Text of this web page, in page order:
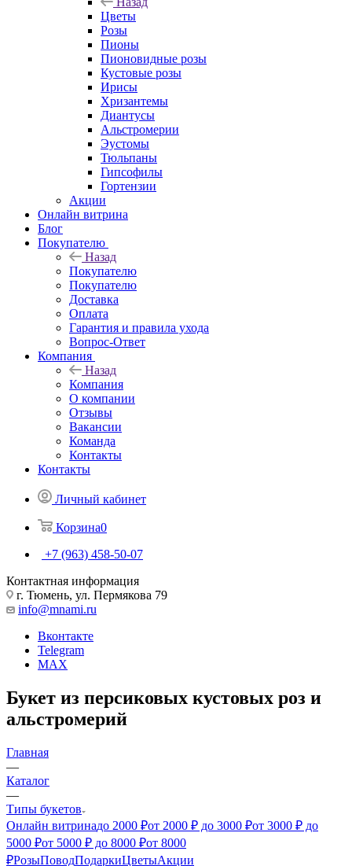
Цветы
Розы
Пионы
Пионовидные розы
Кустовые розы
Ирисы
Хризантемы
Диантусы
Альстромерии
Эустомы
Тюльпаны
Гипсофилы
Гортензии
Акции
Онлайн витрина
Блог
Покупателю
Назад
Покупателю
Покупателю
Доставка
Оплата
Гарантия и правила ухода
Вопрос-Ответ
Компания
Назад
Компания
О компании
Отзывы
Вакансии
Команда
Контакты
Контакты
Личный кабинет
Корзина0
+7 (963) 458-50-07
Контактная информация
г. Тюмень, ул. Пермякова 79
info@mnami.ru
Вконтакте
Telegram
MAX
Букет из персиковых кустовых роз и
альстромерий
Главная
—
Каталог
—
Типы букетов
Онлайн витринадо 2000 ₽от 2000 ₽ до 3000 ₽от 3000 ₽ до
5000 ₽от 5000 ₽ до 8000 ₽от 8000
₽РозыПоводПодаркиЦветыАкции